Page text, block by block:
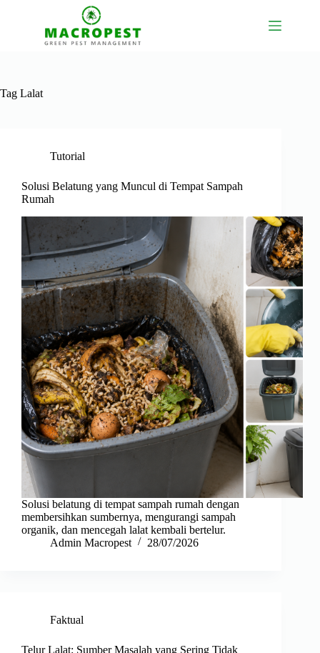
Tag Lalat
Tutorial
Solusi Belatung yang Muncul di Tempat Sampah
Rumah
Solusi belatung di tempat sampah rumah dengan
membersihkan sumbernya, mengurangi sampah
organik, dan mencegah lalat kembali bertelur.
Admin Macropest
28/07/2026
Faktual
Telur Lalat: Sumber Masalah yang Sering Tidak